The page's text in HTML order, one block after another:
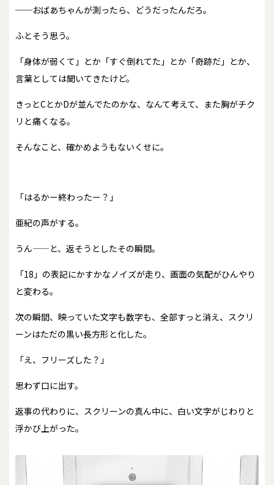
──おばあちゃんが測ったら、どうだったんだろ。
ふとそう思う。
「身体が弱くて」とか「すぐ倒れてた」とか「奇跡だ」とか、
言葉としては聞いてきたけど。
きっとCとかDが並んでたのかな、なんて考えて、また胸がチク
リと痛くなる。
そんなこと、確かめようもないくせに。
「はるかー終わったー？」
亜紀の声がする。
うん——と、返そうとしたその瞬間。
「18」の表記にかすかなノイズが走り、画面の気配がひんやり
と変わる。
次の瞬間、映っていた文字も数字も、全部すっと消え、スクリ
ーンはただの黒い長方形と化した。
「え、フリーズした？」
思わず口に出す。
返事の代わりに、スクリーンの真ん中に、白い文字がじわりと
浮かび上がった。